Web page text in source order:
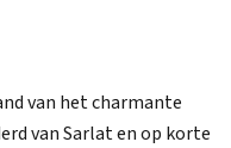
van het charmante
van Sarlat en op korte